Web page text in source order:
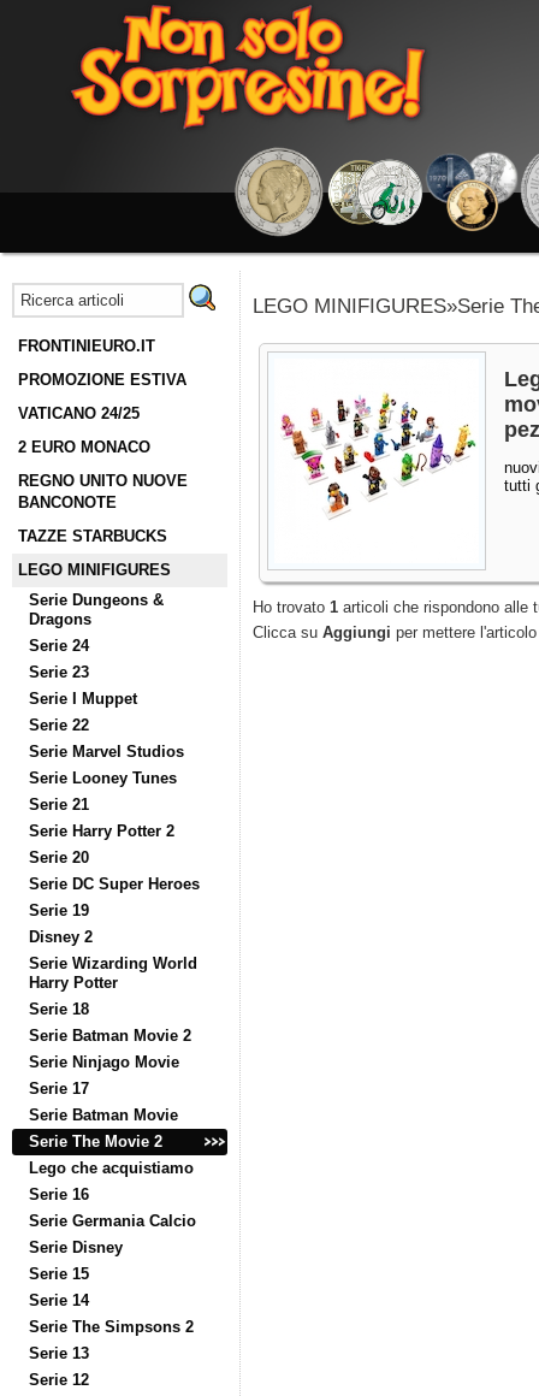
FRONTINIEURO.IT
PROMOZIONE ESTIVA
VATICANO 24/25
2 EURO MONACO
REGNO UNITO NUOVE
BANCONOTE
TAZZE STARBUCKS
LEGO MINIFIGURES
Serie Dungeons &
Dragons
Serie 24
Serie 23
Serie I Muppet
Serie 22
Serie Marvel Studios
Serie Looney Tunes
Serie 21
Serie Harry Potter 2
Serie 20
Serie DC Super Heroes
Serie 19
Disney 2
Serie Wizarding World
Harry Potter
Serie 18
Serie Batman Movie 2
Serie Ninjago Movie
Serie 17
Serie Batman Movie
Serie The Movie 2
Lego che acquistiamo
Serie 16
Serie Germania Calcio
Serie Disney
Serie 15
Serie 14
Serie The Simpsons 2
Serie 13
Serie 12
LEGO MINIFIGURES»Serie
tutti
Ho trovato 1 articoli che rispondono alle
Clicca su Aggiungi per mettere